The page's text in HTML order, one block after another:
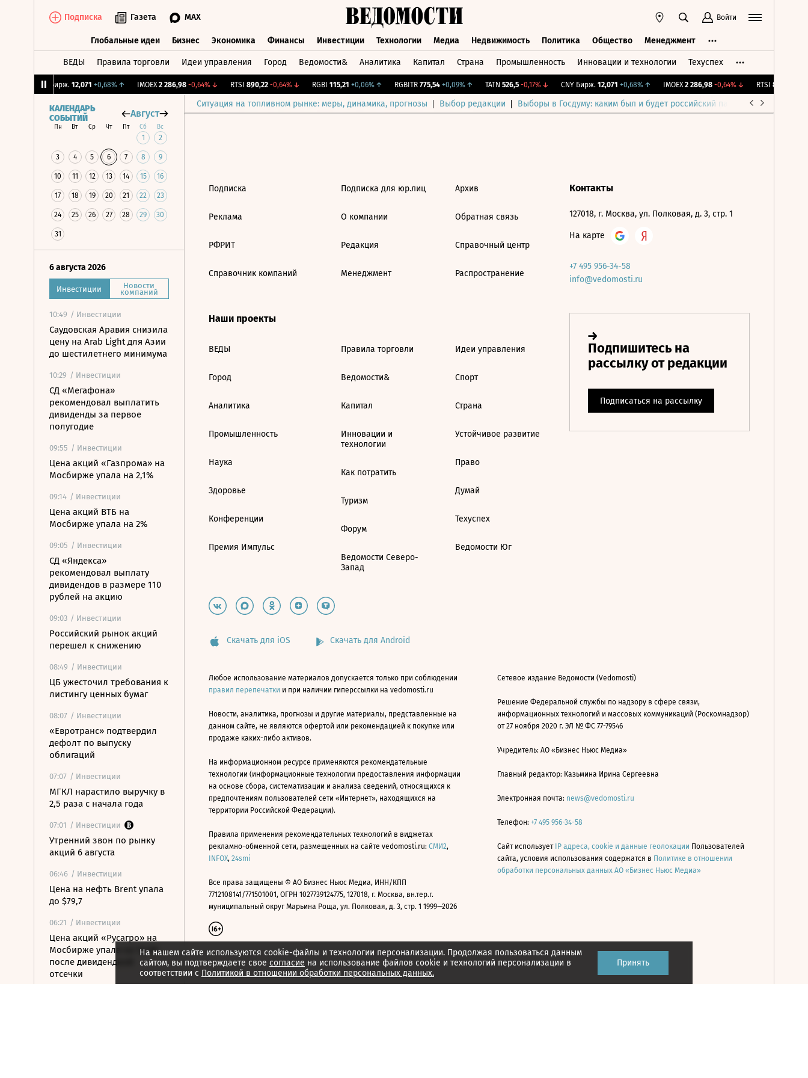
Подписка Газета MAX Войти
Глобальные идеи Бизнес Экономика Финансы Инвестиции Технологии Медиа Недвижимость Политика Общество Менеджмент
ВЕДЫ Правила торговли Идеи управления Город Ведомости& Аналитика Капитал Страна Промышленность Инновации и технологии Техуспех
CNY Бирж. 12,071 +0,68%↑ IMOEX 2 286,98 -0,64%↓ RTSI 890,22 -0,64%↓ RGBI 115,21 +0,06%↑ RGBITR 775,54 +0,09%↑ TATN 526,5 -0,17%↓ CNY Бирж. 12,071 +0,68%↑ IMOEX 2 286,98 -0,64%↓ RTSI 890,22
Ситуация на топливном рынке: меры, динамика, прогнозы Выбор редакции Выборы в Госдуму: каким был и будет российский парламент
КАЛЕНДАРЬ
СОБЫТИЙ
Август
Пн Вт Ср Чт Пт Сб Вс
1 2
3 4 5 6 7 8 9
10 11 12 13 14 15 16
17 18 19 20 21 22 23
24 25 26 27 28 29 30
31
6 августа 2026
Инвестиции Новости
компаний
10:49 / Инвестиции
Саудовская Аравия снизила
цену на Arab Light для Азии
до шестилетнего минимума
10:29 / Инвестиции
СД «Мегафона»
рекомендовал выплатить
дивиденды за первое
полугодие
09:55 / Инвестиции
Цена акций «Газпрома» на
Мосбирже упала на 2,1%
09:14 / Инвестиции
Цена акций ВТБ на
Мосбирже упала на 2%
09:05 / Инвестиции
СД «Яндекса»
рекомендовал выплату
дивидендов в размере 110
рублей на акцию
09:03 / Инвестиции
Российский рынок акций
перешел к снижению
08:49 / Инвестиции
ЦБ ужесточил требования к
листингу ценных бумаг
08:07 / Инвестиции
«Евротранс» подтвердил
дефолт по выпуску
облигаций
07:07 / Инвестиции
МГКЛ нарастило выручку в
2,5 раза с начала года
07:01 / Инвестиции
Утренний звон по рынку
акций 6 августа
06:46 / Инвестиции
Цена на нефть Brent упала
до $79,7
06:21 / Инвестиции
Цена акций «Русагро» на
Мосбирже упала на 13,4%
после дивидендной
отсечки
На нашем сайте используются cookie-файлы и технологии персонализации. Продолжая пользоваться данным
сайтом, вы подтверждаете свое согласие на использование файлов cookie и технологий персонализации в
соответствии с Политикой в отношении обработки персональных данных.
Принять
Подписка
Реклама
РФРИТ
Справочник компаний
Подписка для юр.лиц
О компании
Редакция
Менеджмент
Архив
Обратная связь
Справочный центр
Распространение
Наши проекты
ВЕДЫ
Город
Аналитика
Промышленность
Наука
Здоровье
Конференции
Премия Импульс
Правила торговли
Ведомости&
Капитал
Инновации и
технологии
Как потратить
Туризм
Форум
Ведомости Северо-
Запад
Идеи управления
Спорт
Страна
Устойчивое развитие
Право
Думай
Техуспех
Ведомости Юг
Контакты
127018, г. Москва, ул. Полковая, д. 3, стр. 1
На карте
+7 495 956-34-58
info@vedomosti.ru
Скачать для iOS Скачать для Android
Любое использование материалов допускается только при соблюдении
правил перепечатки и при наличии гиперссылки на vedomosti.ru
Новости, аналитика, прогнозы и другие материалы, представленные на
данном сайте, не являются офертой или рекомендацией к покупке или
продаже каких-либо активов.
На информационном ресурсе применяются рекомендательные
технологии (информационные технологии предоставления информации
на основе сбора, систематизации и анализа сведений, относящихся к
предпочтениям пользователей сети «Интернет», находящихся на
территории Российской Федерации).
Правила применения рекомендательных технологий в виджетах
рекламно-обменной сети, размещенных на сайте vedomosti.ru: СМИ2,
INFOX, 24smi
Все права защищены © АО Бизнес Ньюс Медиа, ИНН/КПП
7712108141/771501001, ОГРН 1027739124775, 127018, г. Москва, вн.тер.г.
муниципальный округ Марьина Роща, ул. Полковая, д. 3, стр. 1 1999—2026
Сетевое издание Ведомости (Vedomosti)
Решение Федеральной службы по надзору в сфере связи,
информационных технологий и массовых коммуникаций (Роскомнадзор)
от 27 ноября 2020 г. ЭЛ № ФС 77-79546
Учредитель: АО «Бизнес Ньюс Медиа»
Главный редактор: Казьмина Ирина Сергеевна
Электронная почта: news@vedomosti.ru
Телефон: +7 495 956-34-58
Сайт использует IP адреса, cookie и данные геолокации Пользователей
сайта, условия использования содержатся в Политике в отношении
обработки персональных данных АО «Бизнес Ньюс Медиа»